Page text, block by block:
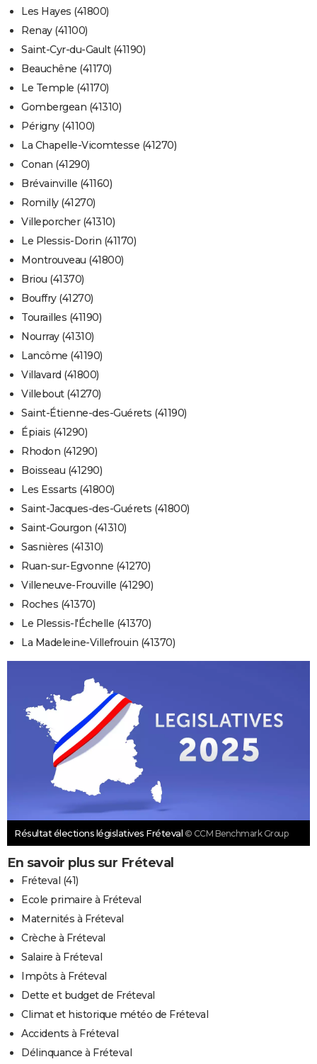
Les Hayes (41800)
Renay (41100)
Saint-Cyr-du-Gault (41190)
Beauchêne (41170)
Le Temple (41170)
Gombergean (41310)
Périgny (41100)
La Chapelle-Vicomtesse (41270)
Conan (41290)
Brévainville (41160)
Romilly (41270)
Villeporcher (41310)
Le Plessis-Dorin (41170)
Montrouveau (41800)
Briou (41370)
Bouffry (41270)
Tourailles (41190)
Nourray (41310)
Lancôme (41190)
Villavard (41800)
Villebout (41270)
Saint-Étienne-des-Guérets (41190)
Épiais (41290)
Rhodon (41290)
Boisseau (41290)
Les Essarts (41800)
Saint-Jacques-des-Guérets (41800)
Saint-Gourgon (41310)
Sasnières (41310)
Ruan-sur-Egvonne (41270)
Villeneuve-Frouville (41290)
Roches (41370)
Le Plessis-l'Échelle (41370)
La Madeleine-Villefrouin (41370)
Résultat élections législatives Fréteval © CCM Benchmark Group
En savoir plus sur Fréteval
Fréteval (41)
Ecole primaire à Fréteval
Maternités à Fréteval
Crèche à Fréteval
Salaire à Fréteval
Impôts à Fréteval
Dette et budget de Fréteval
Climat et historique météo de Fréteval
Accidents à Fréteval
Délinquance à Fréteval